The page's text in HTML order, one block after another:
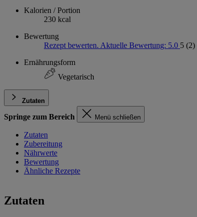
Kalorien / Portion
230 kcal
Bewertung
Rezept bewerten. Aktuelle Bewertung: 5.0 5 (2)
Ernährungsform
Vegetarisch
Zutaten
Springe zum Bereich Menü schließen
Zutaten
Zubereitung
Nährwerte
Bewertung
Ähnliche Rezepte
Zutaten